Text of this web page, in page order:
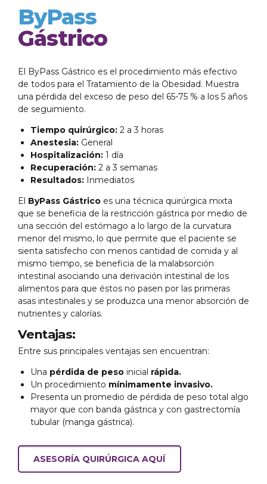
ByPass
Gástrico
El ByPass Gástrico es el procedimiento más efectivo
de todos para el Tratamiento de la Obesidad. Muestra
una pérdida del exceso de peso del 65-75 % a los 5 años
de seguimiento.
Tiempo quirúrgico: 2 a 3 horas
Anestesia: General
Hospitalización: 1 día
Recuperación: 2 a 3 semanas
Resultados: Inmediatos
El ByPass Gástrico es una técnica quirúrgica mixta
que se beneficia de la restricción gástrica por medio de
una sección del estómago a lo largo de la curvatura
menor del mismo, lo que permite que el paciente se
sienta satisfecho con menos cantidad de comida y al
mismo tiempo, se beneficia de la malabsorción
intestinal asociando una derivación intestinal de los
alimentos para que éstos no pasen por las primeras
asas intestinales y se produzca una menor absorción de
nutrientes y calorías.
Ventajas:
Entre sus principales ventajas sen encuentran:
Una pérdida de peso inicial rápida.
Un procedimiento mínimamente invasivo.
Presenta un promedio de pérdida de peso total algo
mayor que con banda gástrica y con gastrectomía
tubular (manga gástrica).
ASESORÍA QUIRÚRGICA AQUÍ